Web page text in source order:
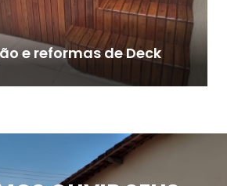
e reformas de Deck